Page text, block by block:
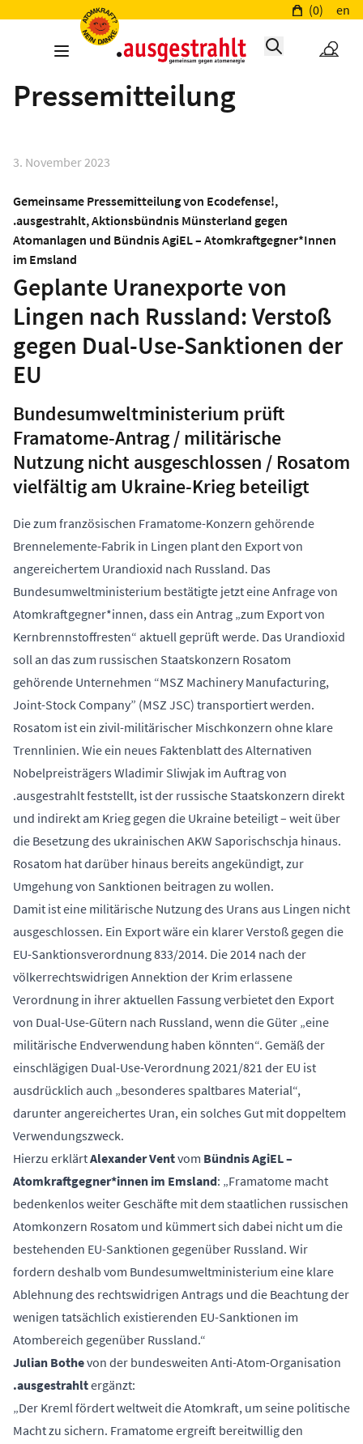
(0) en
Pressemitteilung
3. November 2023
Gemeinsame Pressemitteilung von Ecodefense!,
.ausgestrahlt, Aktionsbündnis Münsterland gegen
Atomanlagen und Bündnis AgiEL – Atomkraftgegner*Innen
im Emsland
Geplante Uranexporte von
Lingen nach Russland: Verstoß
gegen Dual-Use-Sanktionen der
EU
Bundesumweltministerium prüft
Framatome-Antrag / militärische
Nutzung nicht ausgeschlossen / Rosatom
vielfältig am Ukraine-Krieg beteiligt
Die zum französischen Framatome-Konzern gehörende
Brennelemente-Fabrik in Lingen plant den Export von
angereichertem Urandioxid nach Russland. Das
Bundesumweltministerium bestätigte jetzt eine Anfrage von
Atomkraftgegner*innen, dass ein Antrag „zum Export von
Kernbrennstoffresten“ aktuell geprüft werde. Das Urandioxid
soll an das zum russischen Staatskonzern Rosatom
gehörende Unternehmen “MSZ Machinery Manufacturing,
Joint-Stock Company” (MSZ JSC) transportiert werden.
Rosatom ist ein zivil-militärischer Mischkonzern ohne klare
Trennlinien. Wie ein neues Faktenblatt des Alternativen
Nobelpreisträgers Wladimir Sliwjak im Auftrag von
.ausgestrahlt feststellt, ist der russische Staatskonzern direkt
und indirekt am Krieg gegen die Ukraine beteiligt – weit über
die Besetzung des ukrainischen AKW Saporischschja hinaus.
Rosatom hat darüber hinaus bereits angekündigt, zur
Umgehung von Sanktionen beitragen zu wollen.
Damit ist eine militärische Nutzung des Urans aus Lingen nicht
ausgeschlossen. Ein Export wäre ein klarer Verstoß gegen die
EU-Sanktionsverordnung 833/2014. Die 2014 nach der
völkerrechtswidrigen Annektion der Krim erlassene
Verordnung in ihrer aktuellen Fassung verbietet den Export
von Dual-Use-Gütern nach Russland, wenn die Güter „eine
militärische Endverwendung haben könnten“. Gemäß der
einschlägigen Dual-Use-Verordnung 2021/821 der EU ist
ausdrücklich auch „besonderes spaltbares Material“,
darunter angereichertes Uran, ein solches Gut mit doppeltem
Verwendungszweck.
Hierzu erklärtAlexander Ventvom Bündnis AgiEL –
Atomkraftgegner*innen im Emsland: „Framatome macht
bedenkenlos weiter Geschäfte mit dem staatlichen russischen
Atomkonzern Rosatom und kümmert sich dabei nicht um die
bestehenden EU-Sanktionen gegenüber Russland. Wir
fordern deshalb vom Bundesumweltministerium eine klare
Ablehnung des rechtswidrigen Antrags und die Beachtung der
wenigen tatsächlich existierenden EU-Sanktionen im
Atombereich gegenüber Russland.“
Julian Bothevon der bundesweiten Anti-Atom-Organisation
.ausgestrahltergänzt:
„Der Kreml fördert weltweit die Atomkraft, um seine politische
Macht zu sichern. Framatome ergreift bereitwillig den